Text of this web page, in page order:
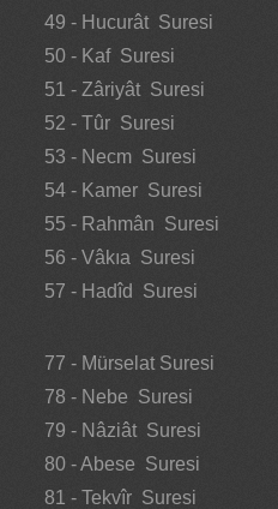
49 - Hucurât Suresi
50 - Kaf Suresi
51 - Zâriyât Suresi
52 - Tûr Suresi
53 - Necm Suresi
54 - Kamer Suresi
55 - Rahmân Suresi
56 - Vâkıa Suresi
57 - Hadîd Suresi
77 - Mürselat Suresi
78 - Nebe Suresi
79 - Nâziât Suresi
80 - Abese Suresi
81 - Tekvîr Suresi